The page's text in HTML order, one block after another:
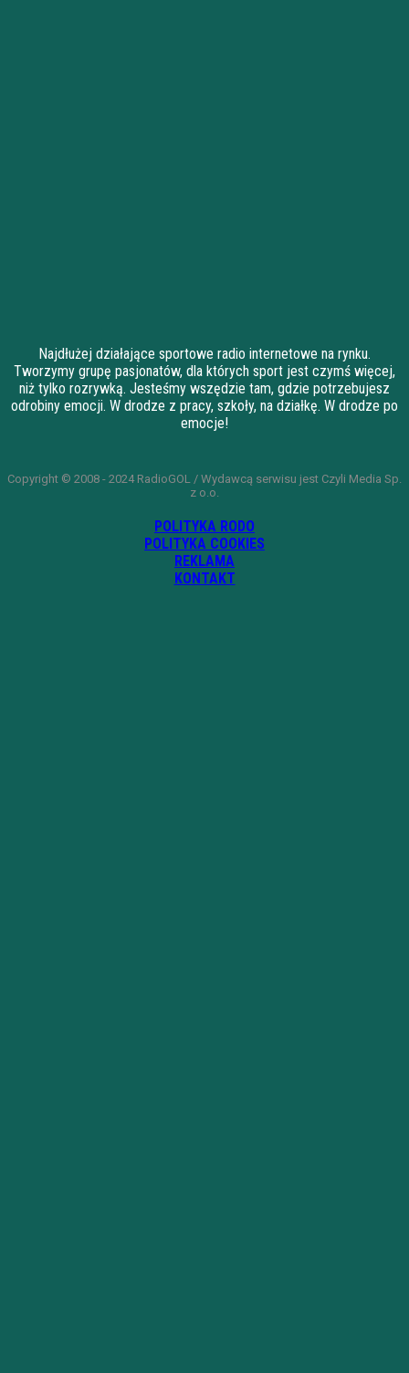
Najdłużej działające sportowe radio internetowe na rynku.
Tworzymy grupę pasjonatów, dla których sport jest czymś więcej,
niż tylko rozrywką. Jesteśmy wszędzie tam, gdzie potrzebujesz
odrobiny emocji. W drodze z pracy, szkoły, na działkę. W drodze po
emocje!
Copyright © 2008 - 2024 RadioGOL / Wydawcą serwisu jest Czyli Media Sp.
z o.o.
POLITYKA RODO
POLITYKA COOKIES
REKLAMA
KONTAKT